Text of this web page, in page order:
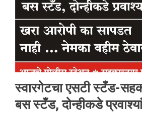
स्वारगेटचा एसटी स्टँड-
बस स्टँड, दोन्हीकडे